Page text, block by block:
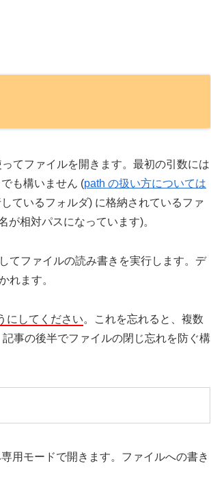
ってファイルを開きます。最初の引数には
も構いません (path の扱い方については
ているフォルダ) に格納されているファ
相対パスになっています)。
てファイルの読み書きを実行します。デ
れます。
にしてください。これを忘れると、複数
事の後半でファイルの閉じ忘れを防ぐ構
用モードで開きます。ファイルへの書き